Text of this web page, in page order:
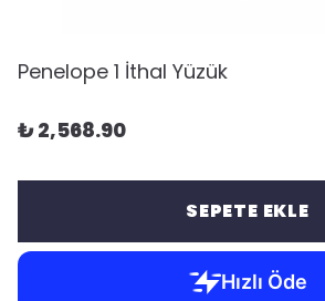
Penelope 1 İthal Yüzük
₺ 2,568.90
SEPETE EKLE